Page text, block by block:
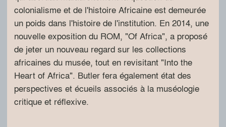
colonialisme et de l'histoire Africaine est demeurée
un poids dans l'histoire de l'institution. En 2014, une
nouvelle exposition du ROM, "Of Africa", a proposé
de jeter un nouveau regard sur les collections
africaines du musée, tout en revisitant "Into the
Heart of Africa". Butler fera également état des
perspectives et écueils associés à la muséologie
critique et réflexive.